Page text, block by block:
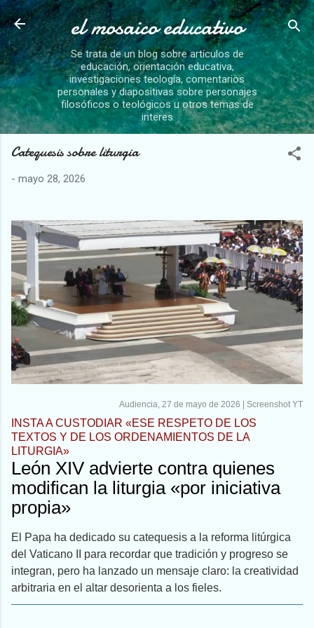
Ir al contenido principal
el mosaico educativo
Se trata de un blog sobre artículos de
educación, orientación educativa,
investigaciones teología, comentarios
personales y diapositivas sobre personajes
filosóficos o teológicos u otros temas de
interes
Catequesis sobre liturgia
- mayo 28, 2026
Audiencia, 27 de mayo de 2026 | Screenshot YT
INSTA A CUSTODIAR «ESE RESPETO DE LOS
TEXTOS Y DE LOS ORDENAMIENTOS DE LA
LITURGIA»
León XIV advierte contra quienes
modifican la liturgia «por iniciativa
propia»
El Papa ha dedicado su catequesis a la reforma litúrgica
del Vaticano II para recordar que tradición y progreso se
integran, pero ha lanzado un mensaje claro: la creatividad
arbitraria en el altar desorienta a los fieles.